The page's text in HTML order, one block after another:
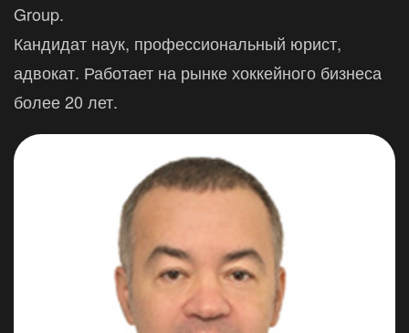
Group.
Кандидат наук, профессиональный юрист,
адвокат. Работает на рынке хоккейного бизнеса
более 20 лет.